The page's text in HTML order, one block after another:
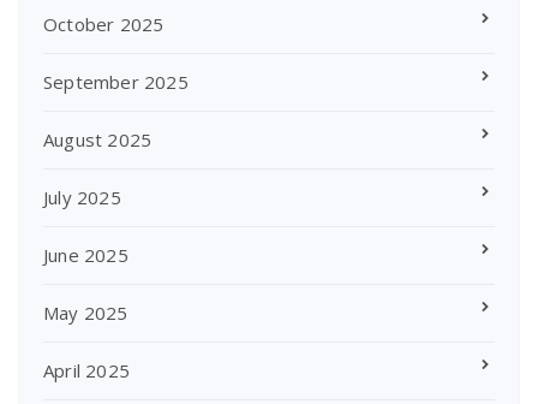
October 2025
September 2025
August 2025
July 2025
June 2025
May 2025
April 2025